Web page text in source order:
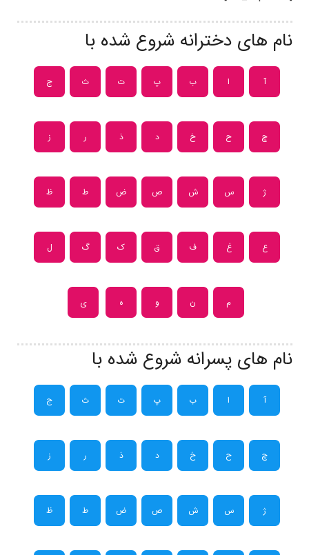
نام های دخترانه شروع شده با
آ ا ب پ ت ث ج
چ ح خ د ذ ر ز
ژ س ش ص ض ط ظ
ع غ ف ق ک گ ل
م ن و ه ی
نام های پسرانه شروع شده با
آ ا ب پ ت ث ج
چ ح خ د ذ ر ز
ژ س ش ص ض ط ظ